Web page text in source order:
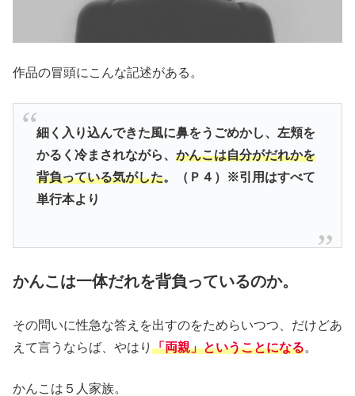
作品の冒頭にこんな記述がある。
細く入り込んできた風に鼻をうごめかし、左頬を
かるく冷まされながら、 かんこは自分がだれかを
背負っている気がした。（Ｐ４）※引用はすべて
単行本より
かんこは一体だれを背負っているのか。
その問いに性急な答えを出すのをためらいつつ、だけどあ
えて言うならば、やはり 「両親」ということになる。
かんこは５人家族。